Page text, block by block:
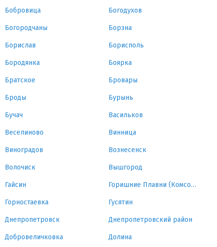
Бобровица Богодухов
Богородчаны Борзна
Борислав Борисполь
Бородянка Боярка
Братское Бровары
Броды Бурынь
Бучач Васильков
Веселиново Винница
Виноградов Вознесенск
Волочиск Вышгород
Гайсин Горишние Плавни (Комсомольск)
Горностаевка Гусятин
Днепропетровск Днепропетровский район
Добровеличковка Долина